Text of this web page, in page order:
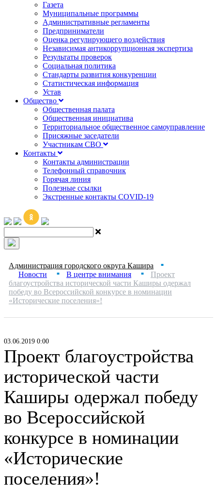
Газета
Муниципальные программы
Административные регламенты
Предприниматели
Оценка регулирующего воздействия
Независимая антикоррупционная экспертиза
Результаты проверок
Социальная политика
Стандарты развития конкуренции
Статистическая информация
Устав
Общество
Общественная палата
Общественная инициатива
Территориальное общественное самоуправление
Присяжные заседатели
Участникам СВО
Контакты
Контакты администрации
Телефонный справочник
Горячая линия
Полезные ссылки
Экстренные контакты COVID-19
Администрация городского округа Кашира ■
Новости ■ В центре внимания ■
Проект
благоустройства исторической части Каширы одержал
победу во Всероссийской конкурсе в номинации
«Исторические поселения»!
03.06.2019 0:00
Проект благоустройства
исторической части
Каширы одержал победу
во Всероссийской
конкурсе в номинации
«Исторические
поселения»!